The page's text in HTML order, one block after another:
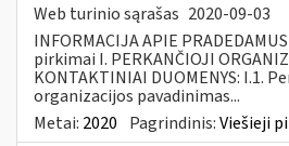
Web turinio sąrašas 2020-09-03
INFORMACIJA APIE
pirkimai I. PERKANČIOJI
KONTAKTINIAI DUOMENYS: I.1.
organizacijos pavadinimas...
Metai: 2020 Pagrindinis:Viešieji